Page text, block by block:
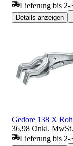
Lieferung bis 2-
Details anzeigen
Gedore 138 X
36,98 €inkl. MwSt.
Lieferung bis 2-